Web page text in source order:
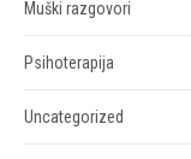
Muški razgovori
Psihoterapija
Uncategorized